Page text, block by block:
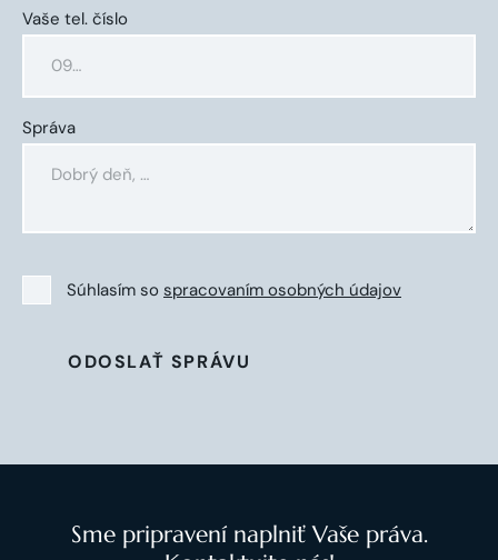
Vaše tel. číslo
Správa
Súhlasím so spracovaním osobných údajov
ODOSLAŤ SPRÁVU
Sme pripravení naplniť Vaše práva.